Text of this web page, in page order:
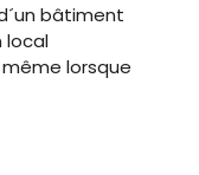
bâtiment
local
lorsque